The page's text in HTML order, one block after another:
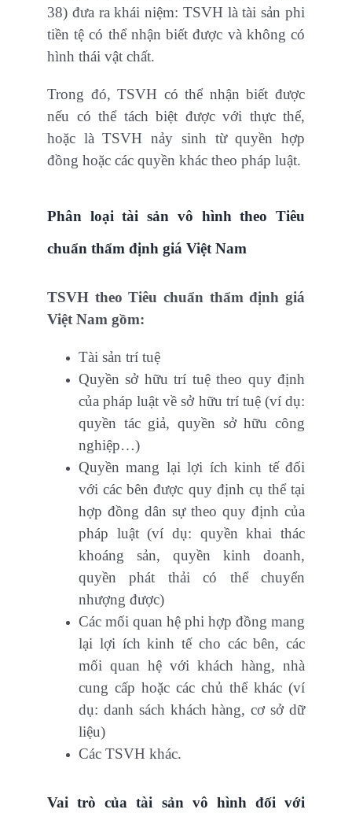
38) đưa ra khái niệm: TSVH là tài sản phi
tiền tệ có thể nhận biết được và không có
hình thái vật chất.
Trong đó, TSVH có thể nhận biết được
nếu có thể tách biệt được với thực thể,
hoặc là TSVH nảy sinh từ quyền hợp
đồng hoặc các quyền khác theo pháp luật.
Phân loại tài sản vô hình theo Tiêu
chuẩn thẩm định giá Việt Nam
TSVH theo Tiêu chuẩn thẩm định giá
Việt Nam gồm:
Tài sản trí tuệ
Quyền sở hữu trí tuệ theo quy định
của pháp luật về sở hữu trí tuệ (ví dụ:
quyền tác giả, quyền sở hữu công
nghiệp…)
Quyền mang lại lợi ích kinh tế đối
với các bên được quy định cụ thể tại
hợp đồng dân sự theo quy định của
pháp luật (ví dụ: quyền khai thác
khoáng sản, quyền kinh doanh,
quyền phát thải có thể chuyển
nhượng được)
Các mối quan hệ phi hợp đồng mang
lại lợi ích kinh tế cho các bên, các
mối quan hệ với khách hàng, nhà
cung cấp hoặc các chủ thể khác (ví
dụ: danh sách khách hàng, cơ sở dữ
liệu)
Các TSVH khác.
Vai trò của tài sản vô hình đối với